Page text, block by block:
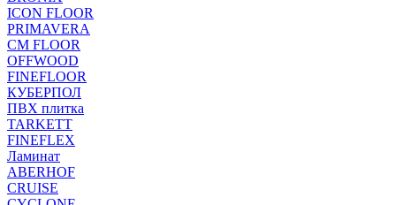
ICON FLOOR
PRIMAVERA
CM FLOOR
OFFWOOD
FINEFLOOR
КУБЕРПОЛ
ПВХ плитка
TARKETT
FINEFLEX
Ламинат
ABERHOF
CRUISE